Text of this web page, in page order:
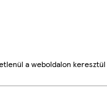
a weboldalon